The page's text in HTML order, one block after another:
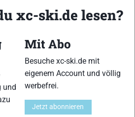
36
xc-ski.de lesen?
und
Mit Abo
Besuche xc-ski.de mit
eigenem Account und völlig
werbefrei.
Jetzt abonnieren